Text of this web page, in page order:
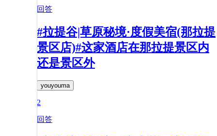
回答
#拉提谷|草原秘境·度假美宿(那拉提
景区店)#这家酒店在那拉提景区内
还是景区外
youyouma
2
回答